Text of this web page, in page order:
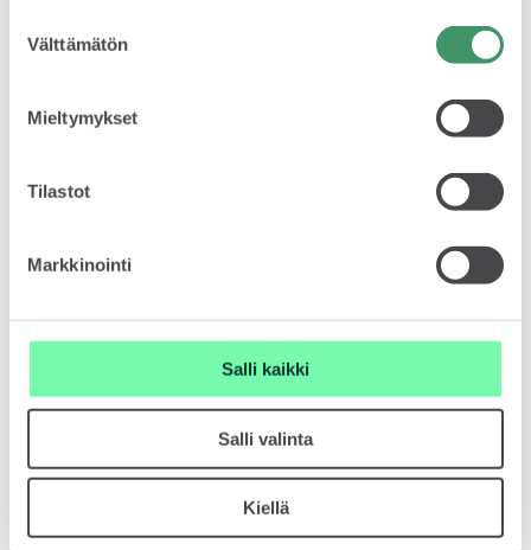
valinta
Välttämätön
Mieltymykset
Tilastot
Markkinointi
Salli kaikki
Salli valinta
Kiellä
ŠKODA MEDIASSA
SPONSOROINTI & YHTEISTYÖ